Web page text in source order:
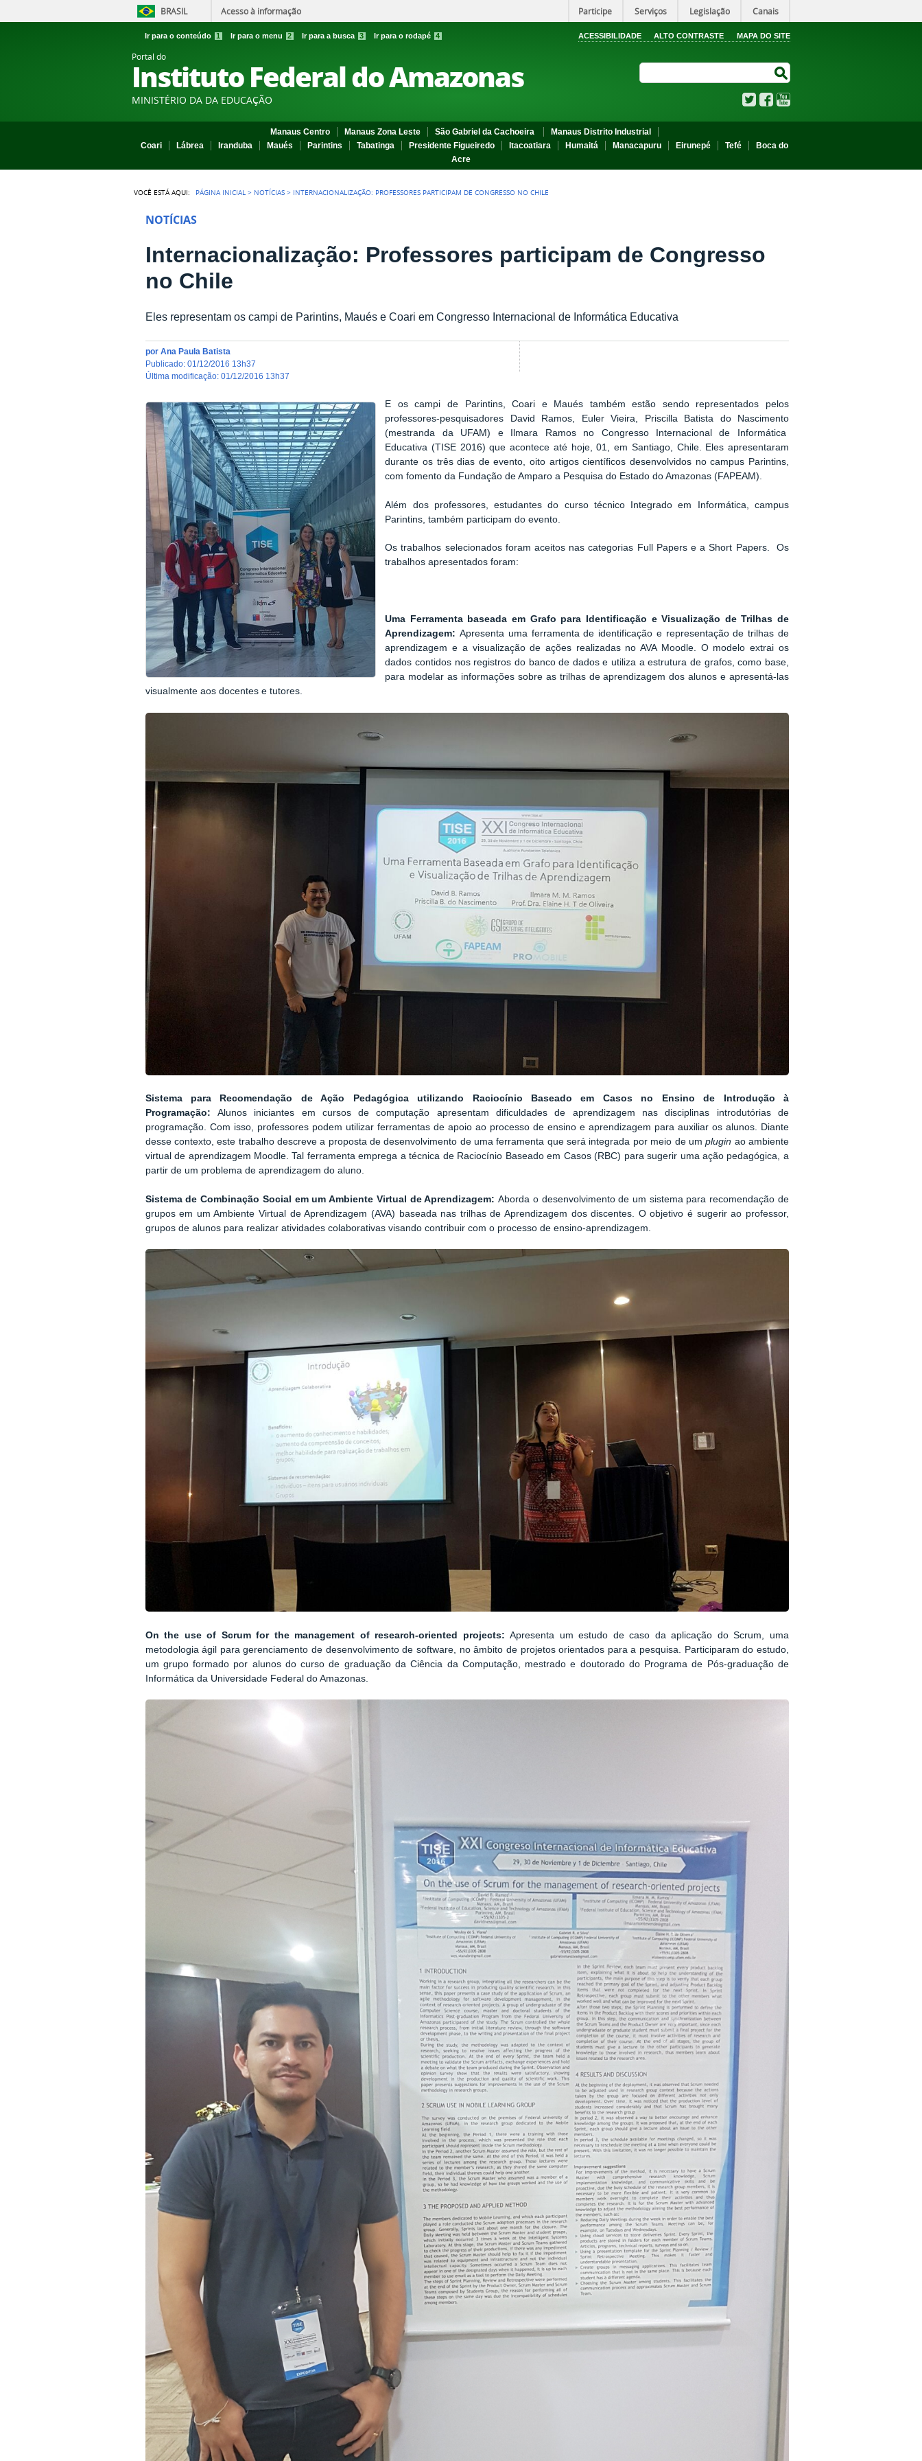
BRASIL Acesso à informação Participe Serviços Legislação Canais
Ir para o conteúdo 1 Ir para o menu 2 Ir para a busca 3 Ir para o rodapé 4 ACESSIBILIDADE ALTO CONTRASTE MAPA DO SITE
Portal do
Instituto Federal do Amazonas
MINISTÉRIO DA DA EDUCAÇÃO TwitterFacebook
Manaus Centro Manaus Zona Leste São Gabriel da Cachoeira
Manaus Distrito Industrial
Coari
Lábrea Iranduba Maués Parintins Tabatinga Presidente Figueiredo Itacoatiara Humaitá Manacapuru Eirunepé Tefé
Boca do
Acre
VOCÊ ESTÁ AQUI: PÁGINA INICIAL > NOTÍCIAS > INTERNACIONALIZAÇÃO: PROFESSORES PARTICIPAM DE CONGRESSO NO CHILE
NOTÍCIAS
Internacionalização: Professores participam de Congresso
no Chile
Eles representam os campi de Parintins, Maués e Coari em Congresso Internacional de Informática Educativa
por Ana Paula Batista
publicado: 01/12/2016 13h37
última modificação: 01/12/2016 13h37
E os campi de
Parintins, Coari e Maués também estão sendo representados pelos
professores-pesquisadores
David Ramos, Euler Vieira,
Priscilla Batista do Nascimento
(mestranda da UFAM) e Ilmara Ramos no Congresso Internacional de Informática
Educativa (TISE 2016) que acontece até hoje, 01, em Santiago, Chile. Eles apresentaram
durante os três dias de evento, oito artigos científicos desenvolvidos no campus Parintins,
com fomento da Fundação de Amparo a Pesquisa do Estado do Amazonas (FAPEAM).
Além dos professores, estudantes do curso técnico Integrado em Informática, campus
Parintins, também participam do evento.
Os trabalhos selecionados foram aceitos nas categorias Full Papers e a Short Papers. Os
trabalhos apresentados foram:
Uma Ferramenta baseada em Grafo para Identificação e Visualização de Trilhas de
Aprendizagem:Apresenta uma ferramenta de identificação e representação de trilhas de
aprendizagem e a visualização de ações realizadas no AVA Moodle. O modelo extrai os
dados contidos nos registros do banco de dados e utiliza a estrutura de grafos, como base,
para modelar as informações sobre as trilhas de aprendizagem dos alunos e apresentá-las
visualmente aos docentes e tutores.
Sistema para Recomendação de Ação Pedagógica utilizando Raciocínio Baseado em Casos no Ensino de Introdução à
Programação: Alunos iniciantes em cursos de computação apresentam dificuldades de aprendizagem nas disciplinas introdutórias de
programação. Com isso, professores podem utilizar ferramentas de apoio ao processo de ensino e aprendizagem para auxiliar os alunos. Diante
desse contexto, este trabalho descreve a proposta de desenvolvimento de uma ferramenta que será integrada por meio de umplugin ao ambiente
virtual de aprendizagem Moodle. Tal ferramenta emprega a técnica de Raciocínio Baseado em Casos (RBC) para sugerir uma ação pedagógica, a
partir de um problema de aprendizagem do aluno.
Sistema de Combinação Social em um Ambiente Virtual de Aprendizagem:Aborda o desenvolvimento de um sistema para recomendação de
grupos em um Ambiente Virtual de Aprendizagem (AVA) baseada nas trilhas de Aprendizagem dos discentes. O objetivo é sugerir ao professor,
grupos de alunos para realizar atividades colaborativas visando contribuir com o processo de ensino-aprendizagem.
On the use of Scrum for the management of research-oriented projects:Apresenta um estudo de caso da aplicação do Scrum, uma
metodologia ágil para gerenciamento de desenvolvimento de software, no âmbito de projetos orientados para a pesquisa. Participaram do estudo,
um grupo formado por alunos do curso de graduação da Ciência da Computação, mestrado e doutorado do Programa de Pós-graduação de
Informática da Universidade Federal do Amazonas.